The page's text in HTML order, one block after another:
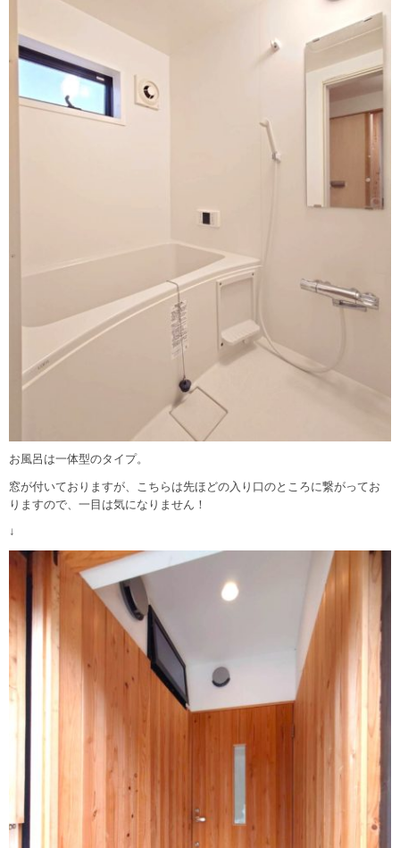
お風呂は一体型のタイプ。
窓が付いておりますが、こちらは先ほどの入り口のところに繋がってお
りますので、一目は気になりません！
↓